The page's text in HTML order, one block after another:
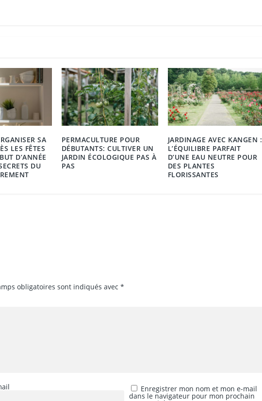
SA
LES FÊTES
D’ANNÉE
DU
PERMACULTURE POUR
DÉBUTANTS: CULTIVER UN
JARDIN ÉCOLOGIQUE PAS À
PAS
JARDINAGE AVEC KANGEN :
L’ÉQUILIBRE PARFAIT
D’UNE EAU NEUTRE POUR
DES PLANTES
FLORISSANTES
obligatoires sont indiqués avec*
Enregistrer mon nom et mon e-mail
dans le navigateur pour mon prochain